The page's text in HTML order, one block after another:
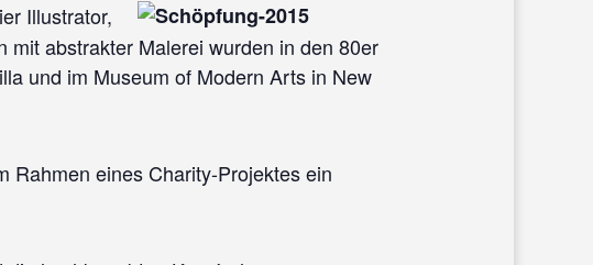
Illustrator,
abstrakter Malerei wurden in den 80er
und im Museum of Modern Arts in New
Rahmen eines Charity-Projektes ein